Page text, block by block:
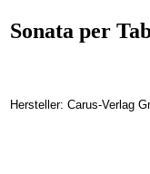
Sonata per
Hersteller: Carus-Verlag